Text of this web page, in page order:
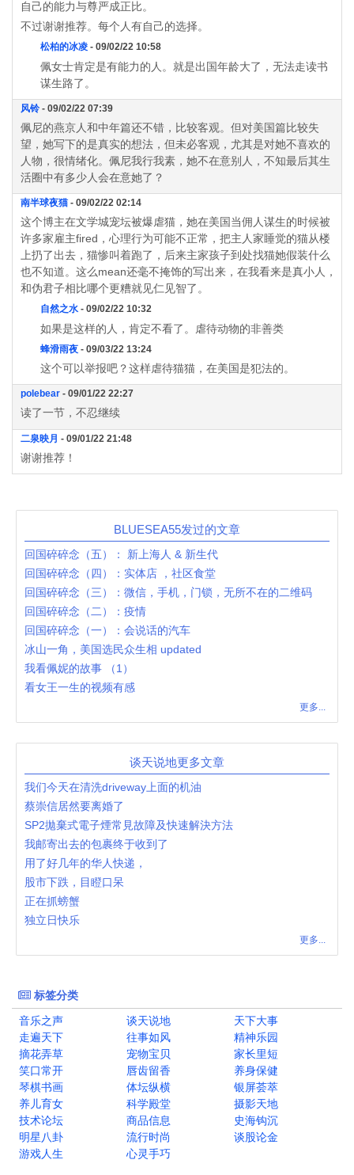
自己的能力与尊严成正比。
不过谢谢推荐。每个人有自己的选择。
松柏的冰凌 - 09/02/22 10:58
佩女士肯定是有能力的人。就是出国年龄大了，无法走读书
谋生路了。
风铃 - 09/02/22 07:39
佩尼的燕京人和中年篇还不错，比较客观。但对美国篇比较失
望，她写下的是真实的想法，但未必客观，尤其是对她不喜欢的
人物，很情绪化。佩尼我行我素，她不在意别人，不知最后其生
活圈中有多少人会在意她了？
南半球夜猫 - 09/02/22 02:14
这个博主在文学城宠坛被爆虐猫，她在美国当佣人谋生的时候被
许多家雇主fired，心理行为可能不正常，把主人家睡觉的猫从楼
上扔了出去，猫惨叫着跑了，后来主家孩子到处找猫她假装什么
也不知道。这么mean还毫不掩饰的写出来，在我看来是真小人，
和伪君子相比哪个更糟就见仁见智了。
自然之水 - 09/02/22 10:32
如果是这样的人，肯定不看了。虐待动物的非善类
蜂滑雨夜 - 09/03/22 13:24
这个可以举报吧？这样虐待猫猫，在美国是犯法的。
polebear - 09/01/22 22:27
读了一节，不忍继续
二泉映月 - 09/01/22 21:48
谢谢推荐！
BLUESEA55发过的文章
回国碎碎念（五）： 新上海人 & 新生代
回国碎碎念（四）：实体店 ，社区食堂
回国碎碎念（三）：微信，手机，门锁，无所不在的二维码
回国碎碎念（二）：疫情
回国碎碎念（一）：会说话的汽车
冰山一角，美国选民众生相 updated
我看佩妮的故事 （1）
看女王一生的视频有感
更多...
谈天说地更多文章
我们今天在清洗driveway上面的机油
蔡崇信居然要离婚了
SP2拋棄式電子煙常見故障及快速解決方法
我邮寄出去的包裹终于收到了
用了好几年的华人快递，
股市下跌，目瞪口呆
正在抓螃蟹
独立日快乐
更多...
标签分类
音乐之声
谈天说地
天下大事
走遍天下
往事如风
精神乐园
摘花弄草
宠物宝贝
家长里短
笑口常开
唇齿留香
养身保健
琴棋书画
体坛纵横
银屏荟萃
养儿育女
科学殿堂
摄影天地
技术论坛
商品信息
史海钩沉
明星八卦
流行时尚
谈股论金
游戏人生
心灵手巧